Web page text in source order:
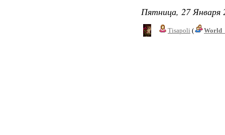
Пятница, 27 Января
Tisapoli (